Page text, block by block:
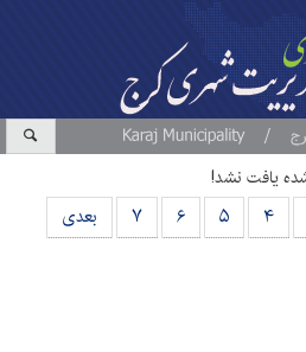
یافت نشد!
۴ ۵ ۶ ۷ بعدی